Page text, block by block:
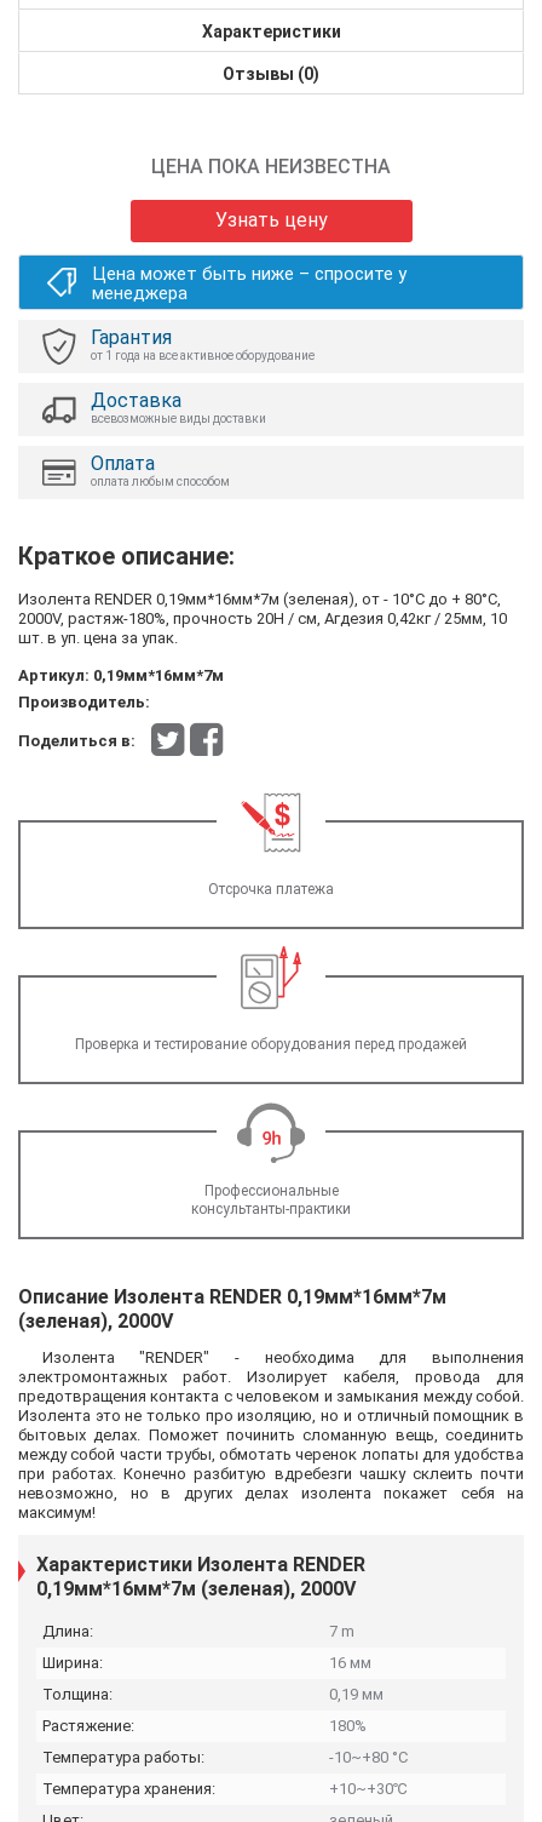
Характеристики
Отзывы (0)
ЦЕНА ПОКА НЕИЗВЕСТНА
Узнать цену
Цена может быть ниже – спросите у
менеджера
Гарантия
от 1 года на все активное оборудование
Доставка
всевозможные виды доставки
Оплата
оплата любым способом
Краткое описание:
Изолента RENDER 0,19мм*16мм*7м (зеленая), от - 10°C до + 80°C,
2000V, растяж-180%, прочность 20Н / см, Агдезия 0,42кг / 25мм, 10
шт. в уп. цена за упак.
Артикул: 0,19мм*16мм*7м
Производитель:
Поделиться в:
Отсрочка платежа
Проверка и тестирование оборудования перед продажей
Профессиональные
консультанты-практики
Описание Изолента RENDER 0,19мм*16мм*7м
(зеленая), 2000V
Изолента "RENDER" - необходима для выполнения
электромонтажных работ. Изолирует кабеля, провода для
предотвращения контакта с человеком и замыкания между собой.
Изолента это не только про изоляцию, но и отличный помощник в
бытовых делах. Поможет починить сломанную вещь, соединить
между собой части трубы, обмотать черенок лопаты для удобства
при работах. Конечно разбитую вдребезги чашку склеить почти
невозможно, но в других делах изолента покажет себя на
максимум!
Характеристики Изолента RENDER
0,19мм*16мм*7м (зеленая), 2000V
Длина:
7 m
Ширина:
16 мм
Толщина:
0,19 мм
Растяжение:
180%
Температура работы:
-10~+80 °C
Температура хранения:
+10~+30℃